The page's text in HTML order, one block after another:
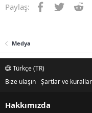
Paylaş: Facebook
Twitter
Medya
Türkçe (TR)
Bize ulaşın Şartlar ve kurallar
Hakkımızda